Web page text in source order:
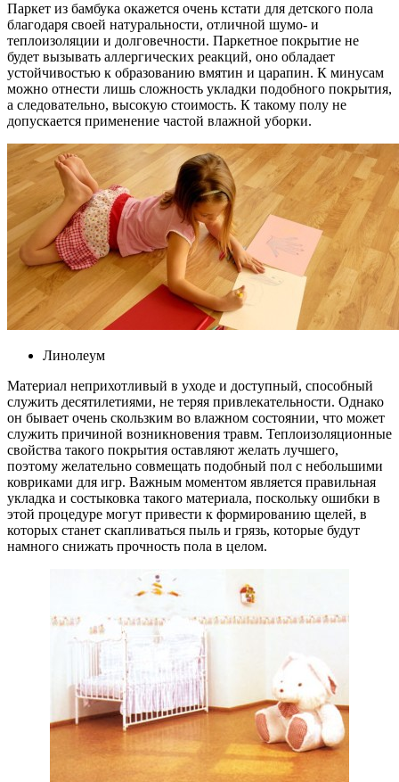
Паркет из бамбука окажется очень кстати для детского пола
благодаря своей натуральности, отличной шумо- и
теплоизоляции и долговечности. Паркетное покрытие не
будет вызывать аллергических реакций, оно обладает
устойчивостью к образованию вмятин и царапин. К минусам
можно отнести лишь сложность укладки подобного покрытия,
а следовательно, высокую стоимость. К такому полу не
допускается применение частой влажной уборки.
Линолеум
Материал неприхотливый в уходе и доступный, способный
служить десятилетиями, не теряя привлекательности. Однако
он бывает очень скользким во влажном состоянии, что может
служить причиной возникновения травм. Теплоизоляционные
свойства такого покрытия оставляют желать лучшего,
поэтому желательно совмещать подобный пол с небольшими
ковриками для игр. Важным моментом является правильная
укладка и состыковка такого материала, поскольку ошибки в
этой процедуре могут привести к формированию щелей, в
которых станет скапливаться пыль и грязь, которые будут
намного снижать прочность пола в целом.